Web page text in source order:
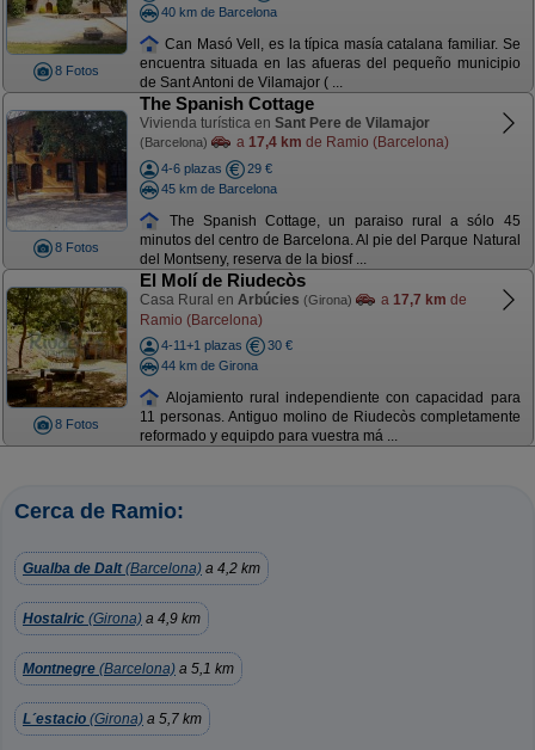
8 Fotos
40 km de Barcelona
Can Masó Vell, es la típica masía catalana familiar. Se
encuentra situada en las afueras del pequeño municipio
de Sant Antoni de Vilamajor ( ...
8 Fotos
The Spanish Cottage
Vivienda turística en Sant Pere de Vilamajor
(Barcelona) a 17,4 km de Ramio (Barcelona)
4-6 plazas
29 €
45 km de Barcelona
The Spanish Cottage, un paraiso rural a sólo 45
minutos del centro de Barcelona. Al pie del Parque Natural
del Montseny, reserva de la biosf ...
8 Fotos
El Molí de Riudecòs
Casa Rural en Arbúcies (Girona) a 17,7 km de
Ramio (Barcelona)
4-11+1 plazas
30 €
44 km de Girona
Alojamiento rural independiente con capacidad para
11 personas. Antiguo molino de Riudecòs completamente
reformado y equipdo para vuestra má ...
Cerca de Ramio:
Gualba de Dalt(Barcelona) a 4,2 km
Hostalric (Girona) a 4,9 km
Montnegre (Barcelona) a 5,1 km
L´estacio (Girona) a 5,7 km